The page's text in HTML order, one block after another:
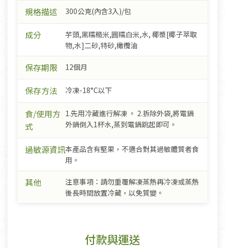
規格描述 300公克(內含3入)/包
成分
芋頭,黑糯糙米,圓糯白米,水, 椰漿[椰子萃取
物,水]二砂,特砂,橄欖油
保存期限 12個月
保存方法 冷凍-18°C以下
食/使用方
式
1.先用冷藏進行解凍 。 2.拆除外袋,將電鍋
外鍋倒入1杯水,蒸到電鍋跳起即可。
過敏源資訊本產品含有堅果，不適合對其過敏體質者食
用。
其他
注意事項：請勿重覆解凍蒸熱再冷凍或蒸熱
後長時間放置冷藏，以免質變。
付款與運送